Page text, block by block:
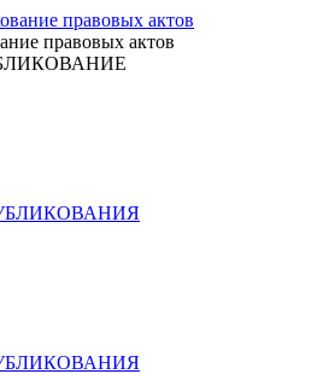
правовых актов